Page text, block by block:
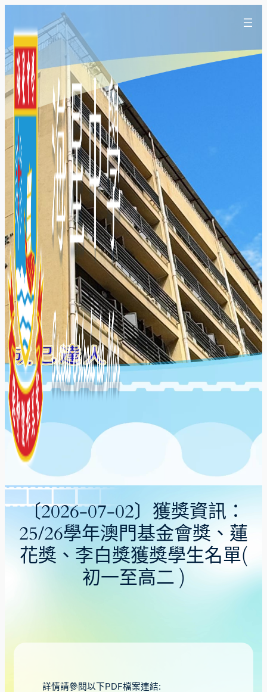
〔2026-07-02〕獲獎資訊：
25/26學年澳門基金會獎、蓮
花獎、李白獎獲獎學生名單(
初一至高二 )
詳情請參閱以下PDF檔案連結: